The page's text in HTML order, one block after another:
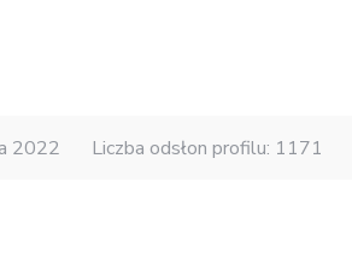
2022 Liczba odsłon profilu: 1171